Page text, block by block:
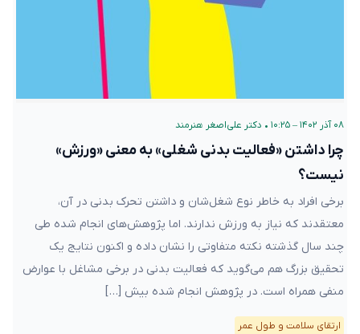
۰۸ آذر ۱۴۰۲ – ۱۰:۲۵ • دکتر علی‌اصغر هنرمند
چرا داشتن «فعالیت بدنی شغلی» به معنی «ورزش»
نیست؟
برخی افراد به خاطر نوع شغل‌شان و داشتن تحرک بدنی در آن،
معتقدند که نیاز به ورزش ندارند. اما پژوهش‌های انجام شده طی
چند سال گذشته نکته متفاوتی را نشان داده و اکنون نتایج یک
تحقیق بزرگ هم می‌گوید که فعالیت بدنی در برخی مشاغل با عوارض
منفی همراه است. در پژوهش انجام شده بیش […]
ارتقای سلامت و طول عمر